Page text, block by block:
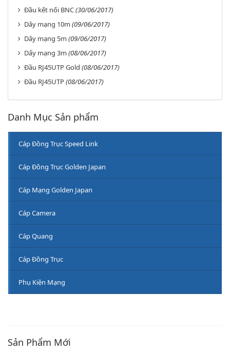
Đầu kết nối BNC(30/06/2017)
Dây mạng 10m (09/06/2017)
Dây mạng 5m (09/06/2017)
Dấy mạng 3m (08/06/2017)
Đầu RJ45UTP Gold (08/06/2017)
Đầu RJ45UTP(08/06/2017)
Danh Mục Sản phẩm
Cáp Đồng Trục Speed Link
Cáp Đồng Trục Golden Japan
Cáp Mạng Golden Japan
Cáp Camera
Cáp Quang
Cáp Đồng Trục
Phụ Kiện Mạng
Sản Phẩm Mới